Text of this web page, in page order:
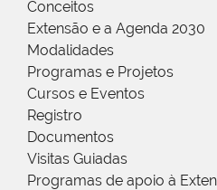
Conceitos
Extensão e a Agenda 2030
Modalidades
Programas e Projetos
Cursos e Eventos
Registro
Documentos
Visitas Guiadas
Programas de apoio à